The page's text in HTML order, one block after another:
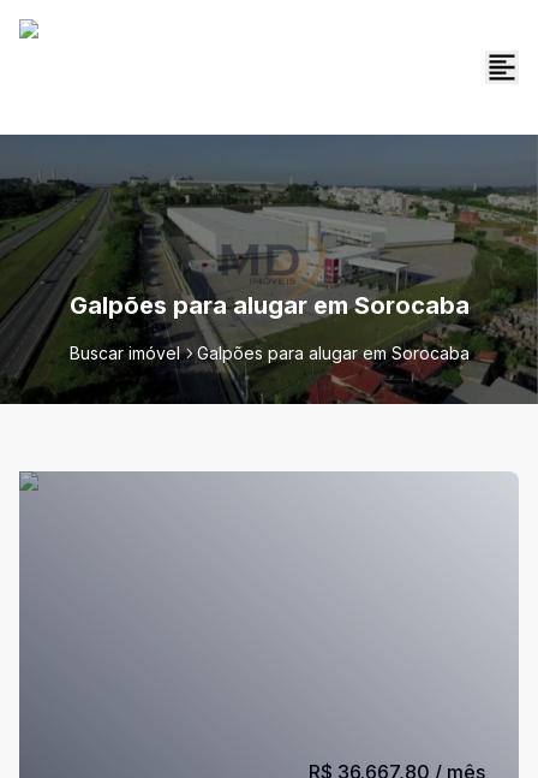
Galpões para alugar em Sorocaba
Buscar imóvel Galpões para alugar em Sorocaba
R$ 36.667,80 / mês